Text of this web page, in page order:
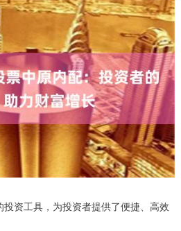
资工具，为投资者提供了便捷、高效